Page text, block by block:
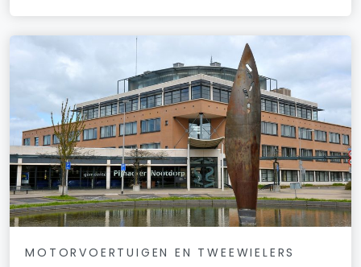
MOTORVOERTUIGEN EN TWEEWIELERS